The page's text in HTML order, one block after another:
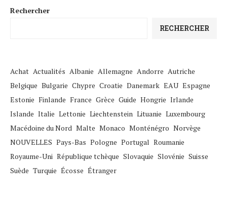
Rechercher
RECHERCHER
Achat Actualités Albanie Allemagne Andorre Autriche
Belgique Bulgarie Chypre Croatie Danemark EAU Espagne
Estonie Finlande France Grèce Guide Hongrie Irlande
Islande Italie Lettonie Liechtenstein Lituanie Luxembourg
Macédoine du Nord Malte Monaco Monténégro Norvège
NOUVELLES Pays-Bas Pologne Portugal Roumanie
Royaume-Uni République tchèque Slovaquie Slovénie Suisse
Suède Turquie Écosse Étranger